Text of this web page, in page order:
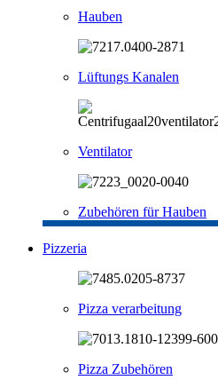
Hauben
Lüftungs Kanalen
Ventilator
Zubehören für Hauben
Pizzeria
Pizza verarbeitung
Pizza Zubehören